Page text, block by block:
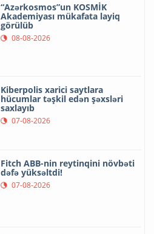
“Azərkosmos”un KOSMİK
Akademiyası mükafata layiq
görülüb
08-08-2026
Kiberpolis xarici saytlara
hücumlar təşkil edən şəxsləri
saxlayıb
07-08-2026
Fitch ABB-nin reytinqini növbəti
dəfə yüksəltdi!
07-08-2026